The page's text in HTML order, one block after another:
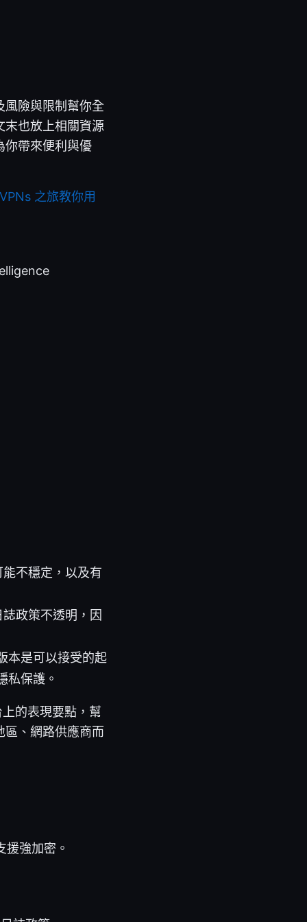
風險與限制幫你全
末也放上相關資源
你帶來便利與優
之旅教你用
不穩定，以及有
政策不透明，因
本是可以接受的起
私保護。
的表現要點，幫
區、網路供應商而
強加密。